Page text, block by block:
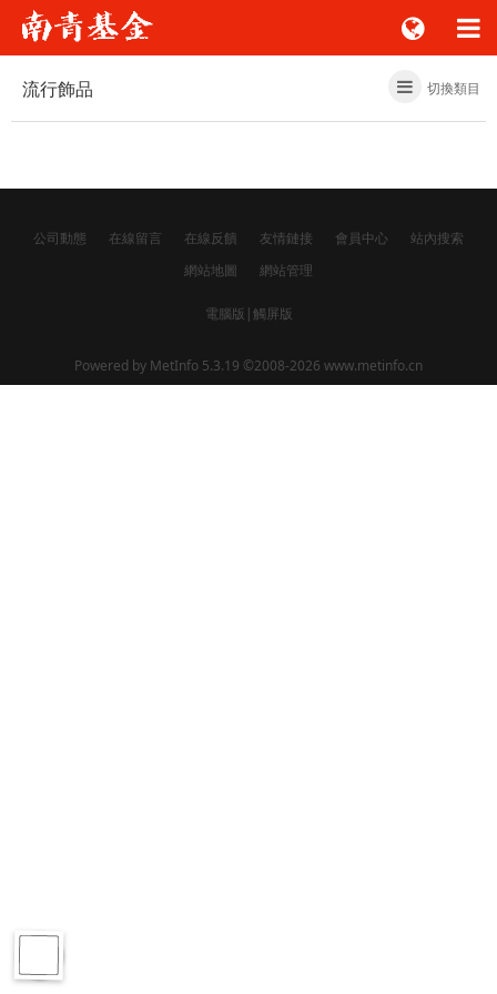
流行飾品 切換類目
公司動態 在線留言 在線反饋 友情鏈接 會員中心
站內搜索
網站地圖
網站管理
電腦版 |觸屏版
Powered by MetInfo 5.3.19 ©2008-2026 www.metinfo.cn